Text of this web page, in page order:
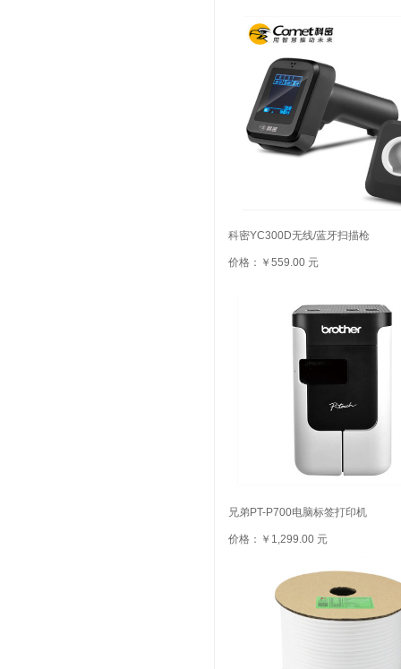
科密YC300D无线/蓝牙扫描枪
价格：￥559.00 元
兄弟PT-P700电脑标签打印机
价格：￥1,299.00 元